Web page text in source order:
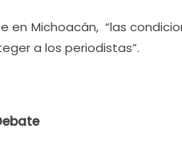
en Michoacán, “las
a los periodistas”.